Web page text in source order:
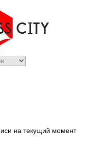
на текущий момент